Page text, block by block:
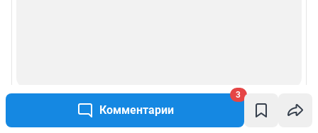
Комментарии
3